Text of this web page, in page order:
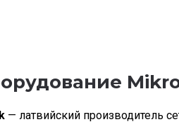
— латвийский производитель